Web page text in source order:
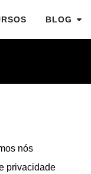
BLOG
nós
privacidade